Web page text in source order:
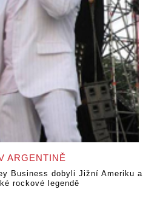
ARGENTINĚ
Business dobyli Jižní Ameriku a
rockové legendě